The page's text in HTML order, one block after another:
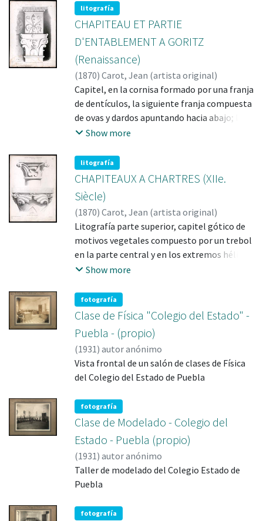
documental, presentado en versión
facsimilar y transcripción paleografiada;
finalmente en el anexo se incorporan la
versión completa de los partes militares
originalmente reunidos por Lafragua.
litografía
CHAPITEAU ET PARTIE
D'ENTABLEMENT A GORITZ
(Renaissance)
(1870) Carot, Jean (artista original)
Capitel, en la cornisa formado por una franja
de dentículos, la siguiente franja compuesta
de ovas y dardos apuntando hacia abajo; la
sección del friso decorado con motivo
las ramas volutas, la parte del arquitrabe
contiene un disco central; en la sección baja
de la columna, motivos vegetales,
flanqueados por hojas de acanto creando
volutas
Show more
litografía
CHAPITEAUX A CHARTRES (XIIe.
Siècle)
(1870) Carot, Jean (artista original)
Litografía parte superior, capitel gótico de
motivos vegetales compuesto por un trebol
en la parte central y en los extremos hélices
de hojas de acanto. Parte inferior, capitel
alas que envuelven por la parte superior el
capitel, en el centro cruzan dos franjas que
rematan con volutas en los extremos
superiores
Show more
fotografía
Clase de Física "Colegio del Estado" -
Puebla - (propio)
(1931)
Vista frontal de un salón de clases de Física
fotografía
Clase de Modelado - Colegio del
Estado - Puebla (propio)
(1931)
Taller de modelado del Colegio Estado de
fotografía